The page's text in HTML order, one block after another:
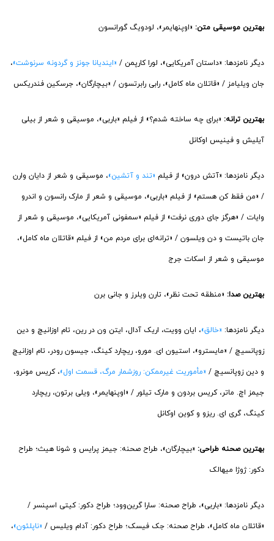
بهترین موسیقی متن: «اوپنهایمر»، لودویگ گورانسون
دیگر نامزدها: «داستان آمریکایی»، لورا کارپمن / «ایندیانا جونز و گردونه سرنوشت»،
جان ویلیامز / «قاتلان ماه کامل»، رابی رابرتسون / «بیچارگان»، جرسکین فندریکس
بهترین ترانه: «برای چه ساخته شدم؟» از فیلم «باربی»، موسیقی و شعر از بیلی
آیلیش و فینیس اوکانل
دیگر نامزدها: «آتش درون» از فیلم «تند و آتشین»، موسیقی و شعر از دایان وارن
/ «من فقط کن هستم» از فیلم «باربی»، موسیقی و شعر از مارک رانسون و اندرو
وایات / «هرگز جای دوری نرفت» از فیلم «سمفونی آمریکایی»، موسیقی و شعر از
جان باتیست و دن ویلسون / «ترانه‌ای برای مردم من» از فیلم «قاتلان ماه کامل»،
موسیقی و شعر از اسکات جرج
بهترین صدا: «منطقه تحت نظر»، تارن ویلرز و جانی برن
دیگر نامزدها: «خالق»، ایان وویت، اریک آدال، ایتن ون در رین، تام اوزانیچ و دین
زوپانسیچ / «مایسترو»، استیون ای. مورو، ریچارد کینگ، جیسون رودر، تام اوزانیچ
و دین زوپانسیچ / «مأموریت غیرممکن: روزشمار مرگ، قسمت اول»، کریس مونرو،
جیمز اچ. ماتر، کریس بردون و مارک تیلور / «اوپنهایمر»، ویلی برتون، ریچارد
کینگ، گری ‌ای. ریزو و کوین اوکانل
بهترین صحنه طراحی: «بیچارگان»، طراح صحنه: جیمز پرایس و شونا هیث؛ طراح
دکور: ژوژا میهالک
دیگر نامزدها: «باربی»، طراح صحنه: سارا گرین‌وود؛ طراح دکور: کیتی اسپنسر /
«قاتلان ماه کامل»، طراح صحنه: جک فیسک؛ طراح دکور: آدام ویلیس / «ناپلئون»،